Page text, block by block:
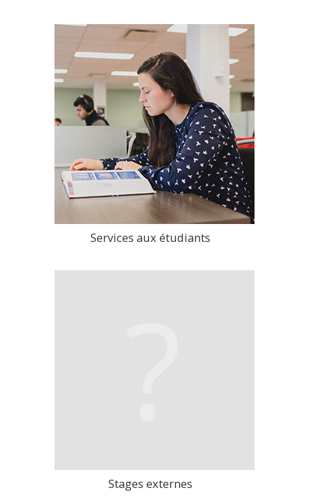
Services aux étudiants
Stages externes